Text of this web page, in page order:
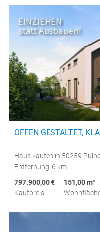
OFFEN GESTALTET,
Haus kaufen in 50259
Entfernung: 6 km
797.900,00 €
Kaufpreis
151,00 m²